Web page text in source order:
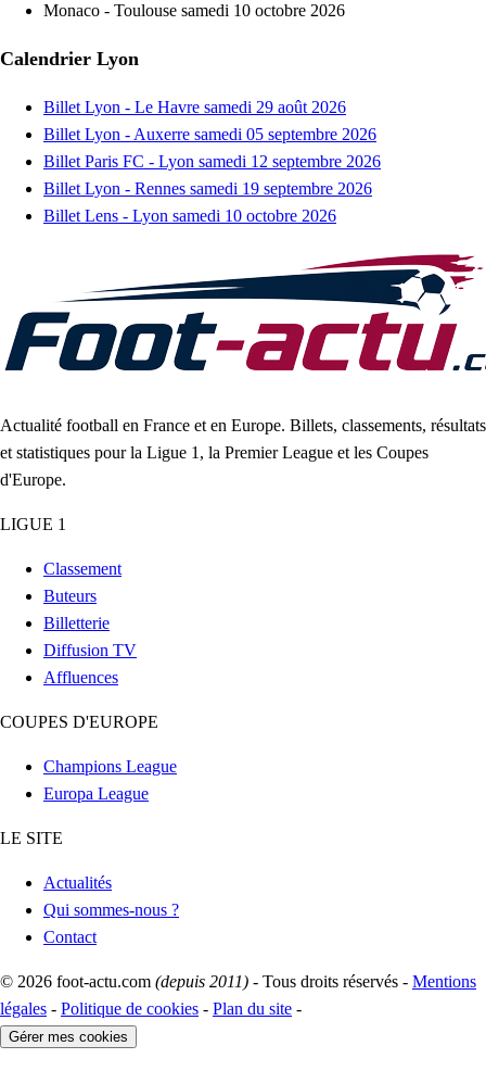
Monaco - Toulouse samedi 10 octobre 2026
Calendrier Lyon
Billet Lyon - Le Havre samedi 29 août 2026
Billet Lyon - Auxerre samedi 05 septembre 2026
Billet Paris FC - Lyon samedi 12 septembre 2026
Billet Lyon - Rennes samedi 19 septembre 2026
Billet Lens - Lyon samedi 10 octobre 2026
Actualité football en France et en Europe. Billets, classements, résultats
et statistiques pour la Ligue 1, la Premier League et les Coupes
d'Europe.
LIGUE 1
Classement
Buteurs
Billetterie
Diffusion TV
Affluences
COUPES D'EUROPE
Champions League
Europa League
LE SITE
Actualités
Qui sommes-nous ?
Contact
© 2026 foot-actu.com (depuis 2011) - Tous droits réservés - Mentions
légales - Politique de cookies - Plan du site -
Gérer mes cookies